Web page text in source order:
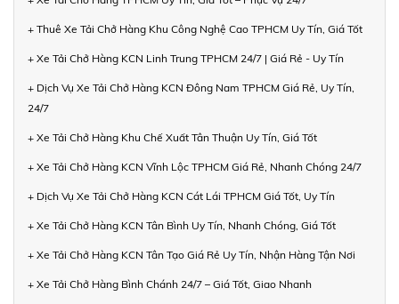
+ Thuê Xe Tải Chở Hàng Khu Công Nghệ Cao TPHCM Uy Tín, Giá Tốt
+ Xe Tải Chở Hàng KCN Linh Trung TPHCM 24/7 | Giá Rẻ - Uy Tín
+ Dịch Vụ Xe Tải Chở Hàng KCN Đông Nam TPHCM Giá Rẻ, Uy Tín,
24/7
+ Xe Tải Chở Hàng Khu Chế Xuất Tân Thuận Uy Tín, Giá Tốt
+ Xe Tải Chở Hàng KCN Vĩnh Lộc TPHCM Giá Rẻ, Nhanh Chóng 24/7
+ Dịch Vụ Xe Tải Chở Hàng KCN Cát Lái TPHCM Giá Tốt, Uy Tín
+ Xe Tải Chở Hàng KCN Tân Bình Uy Tín, Nhanh Chóng, Giá Tốt
+ Xe Tải Chở Hàng KCN Tân Tạo Giá Rẻ Uy Tín, Nhận Hàng Tận Nơi
+ Xe Tải Chở Hàng Bình Chánh 24/7 – Giá Tốt, Giao Nhanh